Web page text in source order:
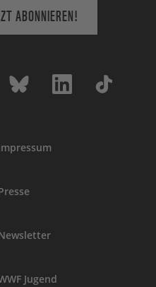
ABONNIEREN!
Jugend